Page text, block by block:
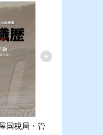
国税局・管